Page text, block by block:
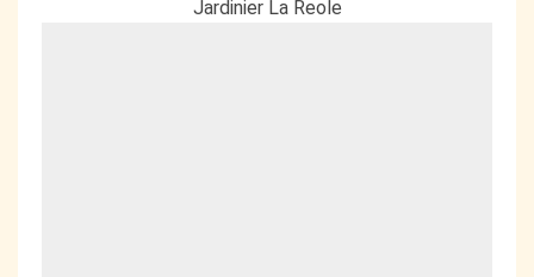
Jardinier La Reole